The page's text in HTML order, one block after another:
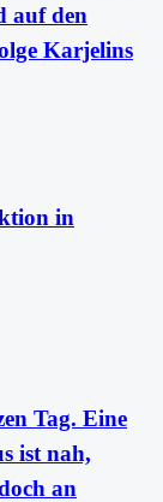
auf den
Karjelins
in
Tag. Eine
ist nah,
an